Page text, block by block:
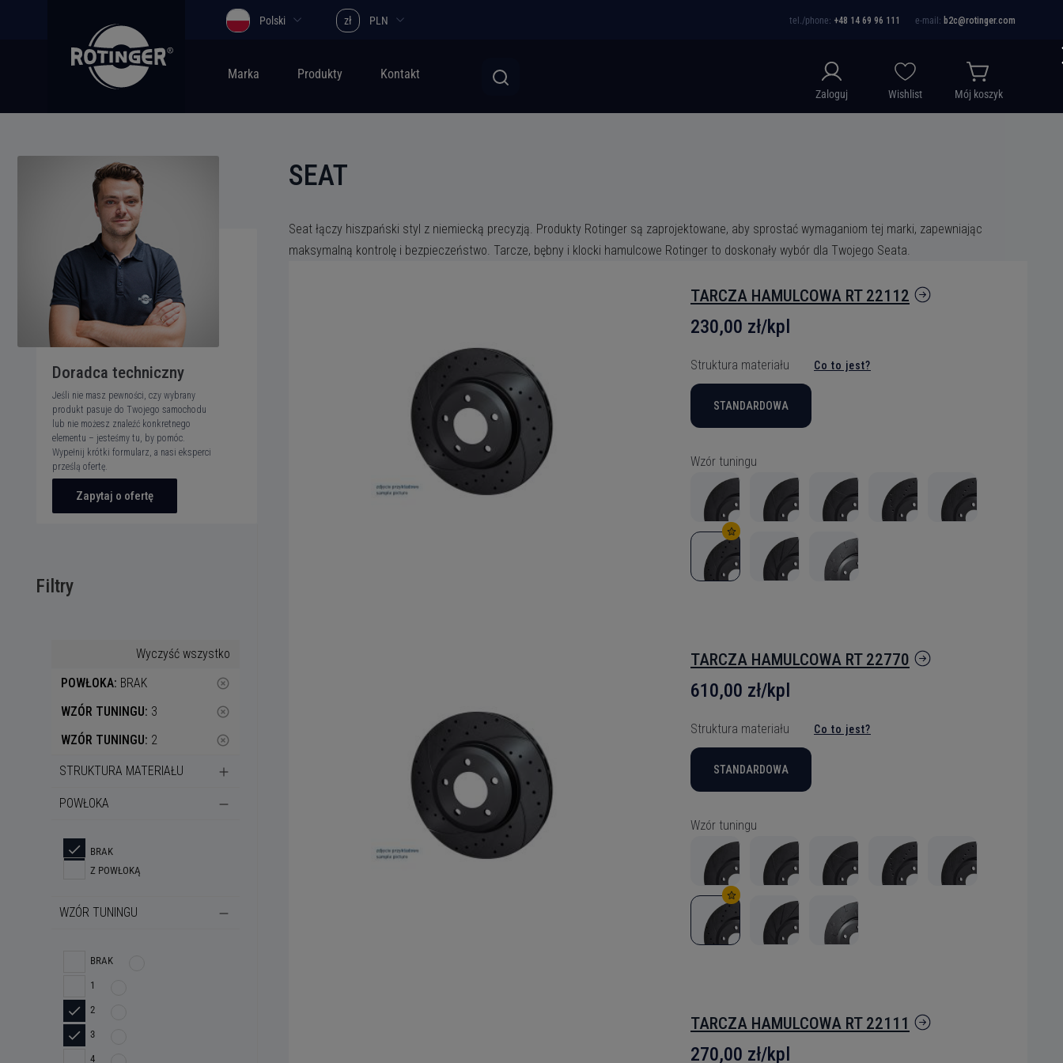
Polski zł PLN tel./phone: +48 14 69 96 111 e-mail: b2c@rotinger.com
Marka Produkty Kontakt
Zaloguj Wishlist Mój koszyk
SEAT
Seat łączy hiszpański styl z niemiecką precyzją. Produkty Rotinger są zaprojektowane, aby sprostać wymaganiom tej marki, zapewniając
maksymalną kontrolę i bezpieczeństwo. Tarcze, bębny i klocki hamulcowe Rotinger to doskonały wybór dla Twojego Seata.
TARCZA HAMULCOWA RT 22112
230,00 zł/kpl
Struktura materiału Co to jest?
STANDARDOWA
Wzór tuningu
TARCZA HAMULCOWA RT 22770
610,00 zł/kpl
Struktura materiału Co to jest?
STANDARDOWA
Wzór tuningu
TARCZA HAMULCOWA RT 22111
270,00 zł/kpl
Doradca techniczny
Jeśli nie masz pewności, czy wybrany
produkt pasuje do Twojego samochodu
lub nie możesz znaleźć konkretnego
elementu – jesteśmy tu, by pomóc.
Wypełnij krótki formularz, a nasi eksperci
prześlą ofertę.
Zapytaj o ofertę
Filtry
Wyczyść wszystko
POWŁOKA: BRAK highlight_off
WZÓR TUNINGU: 3 highlight_off
WZÓR TUNINGU: 2 highlight_off
STRUKTURA MATERIAŁU
POWŁOKA
BRAK
Z POWŁOKĄ
WZÓR TUNINGU
BRAK
1
2
3
4